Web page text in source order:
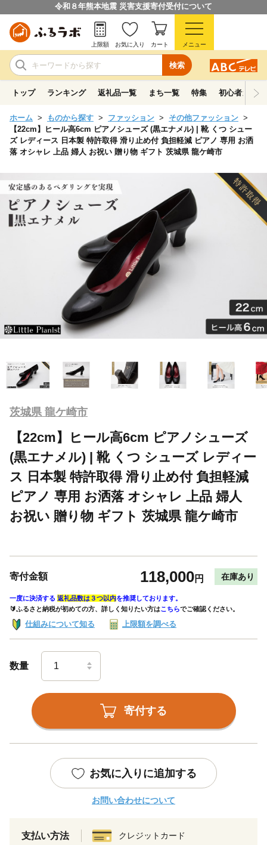
令和８年熊本地震 災害支援寄付受付について
検索
上限額 お気に入り カート メニュー
トップ ランキング 返礼品一覧 まち一覧 特集 初心者ガイド
ホーム ものから探す ファッション
その他ファッション
【22cm】ヒール高6cm ピアノシューズ (黒エナメル) | 靴 くつ シュー
ズ レディース 日本製 特許取得 滑り止め付 負担軽減 ピアノ 専用 お洒
落 オシャレ 上品 婦人 お祝い 贈り物 ギフト 茨城県 龍ケ崎市
茨城県 龍ケ崎市
【22cm】ヒール高6cm ピアノシューズ
(黒エナメル) | 靴 くつ シューズ レディー
ス 日本製 特許取得 滑り止め付 負担軽減
ピアノ 専用 お洒落 オシャレ 上品 婦人
お祝い 贈り物 ギフト 茨城県 龍ケ崎市
寄付金額 118,000円 在庫あり
一度に決済する 返礼品数は３つ以内を推奨しております。
🔰ふるさと納税が初めての方、詳しく知りたい方はこちらでご確認ください。
仕組みについて知る 上限額を調べる
数量
寄付する
お気に入りに追加する
お問い合わせについて
支払い方法 クレジットカード